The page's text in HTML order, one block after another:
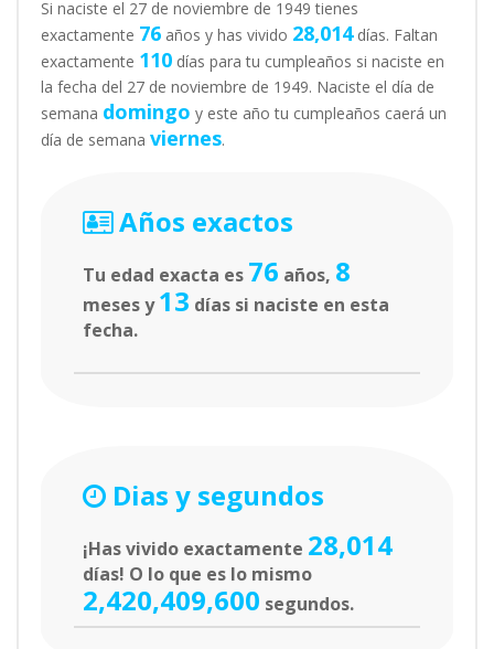
Si naciste el 27 de noviembre de 1949 tienes
exactamente 76 años y has vivido 28,014días. Faltan
exactamente 110 días para tu cumpleaños si naciste en
la fecha del 27 de noviembre de 1949. Naciste el día de
semana domingo y este año tu cumpleaños caerá un
día de semana viernes.
Años exactos
Tu edad exacta es 76 años, 8
meses y13 días si naciste en esta
fecha.
Dias y segundos
¡Has vivido exactamente 28,014
días! O lo que es lo mismo
2,420,409,600 segundos.